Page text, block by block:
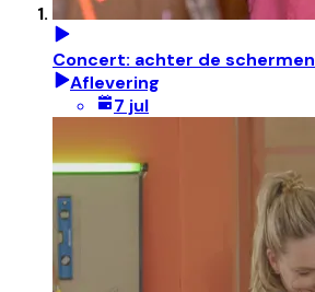
Concert: achter de schermen
Aflevering
7 jul